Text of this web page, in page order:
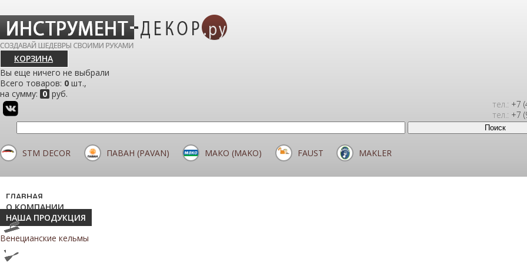
КОРЗИНА
Вы еще ничего не выбрали
Всего товаров: 0 шт.,
на сумму: 0 руб.
тел.: +7
тел.: +7
STM DECOR ПАВАН (PAVAN) МАКО (MAKO) FAUST MAKLER
ГЛАВНАЯ
О КОМПАНИИ
НАША ПРОДУКЦИЯ
Венецианские кельмы